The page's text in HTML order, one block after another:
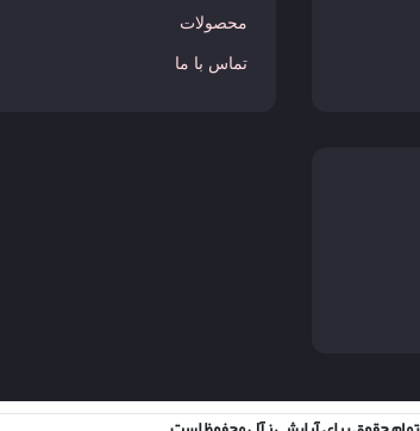
محصولات
تماس با ما